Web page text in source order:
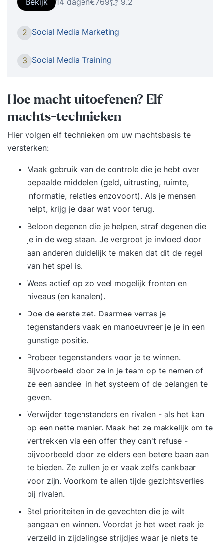
salarisprofessional Veel mensen zoeken naar een
wist je dat de PDL-module Arbeidsrecht en
volwaardige PDL-opleiding salarisadministratie
arbeidsrecht en de sociale wetgeving kennen en
correct toepassen is cruciaal voor een
salarisadministrateur. In deze module behandelen
we alles van cao’s tot de WAZO-regeling, zodat je
volledig voorbereid bent op de praktijk.
PDL-opleiding krijgt gratis toegang tot ons
jaarlijkse online Actualiteiten Event ter waarde
van 519 euro. Tijdens dit event in
november/december bespreekt een
gerenommeerde trainer de belangrijkste
wijzigingen in wet- en regelgeving voor 2026. Zo
ga jij perfect voorbereid het nieuwe jaar in! Extra
voordelen bij inschrijving Gratis abonnement op
2Xplain Kennisbank PRO Premium Gratis
deelname aan relevante webinars Inhoud van de
arbeidsovereenkomst Blok 2: Einde van de
arbeidsovereenkomst Blok 3: Cao, WAZO,
medezeggenschap en... meer op onze website
2 Social Media Marketing
3 Social Media Training
Hoe macht uitoefenen? Elf
machts-technieken
Hier volgen elf technieken om uw machtsbasis te
versterken:
Maak gebruik van de controle die je hebt over
bepaalde middelen (geld, uitrusting, ruimte,
informatie, relaties enzovoort). Als je mensen
helpt, krijg je daar wat voor terug.
Beloon degenen die je helpen, straf degenen die
je in de weg staan. Je vergroot je invloed door
aan anderen duidelijk te maken dat dit de regel
van het spel is.
Wees actief op zo veel mogelijk fronten en
niveaus (en kanalen).
Doe de eerste zet. Daarmee verras je
tegenstanders vaak en manoeuvreer je je in een
gunstige positie.
Probeer tegenstanders voor je te winnen.
Bijvoorbeeld door ze in je team op te nemen of
ze een aandeel in het systeem of de belangen te
geven.
Verwijder tegenstanders en rivalen - als het kan
op een nette manier. Maak het ze makkelijk om te
vertrekken via een offer they can't refuse -
bijvoorbeeld door ze elders een betere baan aan
te bieden. Ze zullen je er vaak zelfs dankbaar
voor zijn. Voorkom te allen tijde gezichtsverlies
bij rivalen.
Stel prioriteiten in de gevechten die je wilt
aangaan en winnen. Voordat je het weet raak je
verzeild in zijdelingse strijdjes waar je niets te